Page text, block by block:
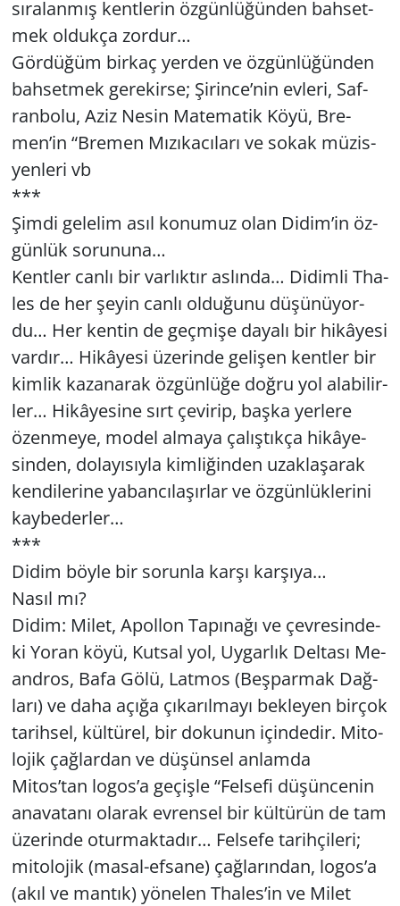
sı­ra­lan­mış kent­le­rin öz­gün­lü­ğün­den bah­set­
mek ol­duk­ça zor­dur…
Gör­dü­ğüm bir­kaç yer­den ve öz­gün­lü­ğün­den
bah­set­mek ge­re­kir­se; Şi­rin­ce’nin ev­le­ri, Saf­
ran­bo­lu, Aziz Nesin Ma­te­ma­tik Köyü, Bre­
men’in “Bre­men Mı­zı­ka­cı­la­rı ve sokak mü­zis­
yen­le­ri vb
***
Şimdi ge­le­lim asıl ko­nu­muz olan Didim’in öz­
gün­lük so­ru­nu­na…
Kent­ler canlı bir var­lık­tır as­lın­da… Di­dim­li Tha­
les de her şeyin canlı ol­du­ğu­nu dü­şü­nü­yor­
du… Her ken­tin de geç­mi­şe da­ya­lı bir hi­kâ­ye­si
var­dır… Hi­kâ­ye­si üze­rin­de ge­li­şen kent­ler bir
kim­lik ka­za­na­rak öz­gün­lü­ğe doğru yol ala­bi­lir­
ler… Hi­kâ­ye­si­ne sırt çe­vi­rip, başka yer­le­re
özen­me­ye, model al­ma­ya ça­lış­tık­ça hi­kâ­ye­
sin­den, do­la­yı­sıy­la kim­li­ğin­den uzak­la­şa­rak
ken­di­le­ri­ne ya­ban­cı­la­şır­lar ve öz­gün­lük­le­ri­ni
kay­be­der­ler…
***
Didim böyle bir so­run­la karşı kar­şı­ya…
Nasıl mı?
Didim: Milet, Apol­lon Ta­pı­na­ğı ve çev­re­sin­de­
ki Yoran köyü, Kut­sal yol, Uy­gar­lık Del­ta­sı Me­
and­ros, Bafa Gölü, Lat­mos (Beş­par­mak Dağ­
la­rı) ve daha açığa çı­ka­rıl­ma­yı bek­le­yen bir­çok
ta­rih­sel, kül­tü­rel, bir do­ku­nun için­de­dir. Mi­to­
lo­jik çağ­lar­dan ve dü­şün­sel an­lam­da
Mitos’tan logos’a ge­çiş­le “Fel­se­fi dü­şün­ce­nin
ana­va­ta­nı ola­rak ev­ren­sel bir kül­tü­rün de tam
üze­rin­de otur­mak­ta­dır… Fel­se­fe ta­rih­çi­le­ri;
mi­to­lo­jik (ma­sal-ef­sa­ne) çağ­la­rın­dan, logos’a
(akıl ve man­tık) yö­ne­len Tha­les’in ve Milet